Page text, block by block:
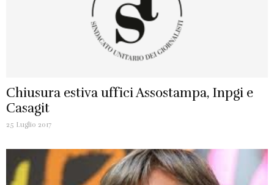
Chiusura estiva uffici Assostampa, Inpgi e
Casagit
25 Luglio 2017